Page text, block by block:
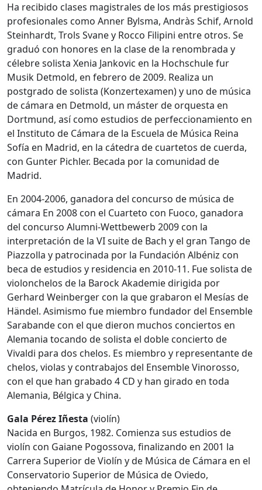
Ha recibido clases magistrales de los más prestigiosos
profesionales como Anner Bylsma, Andràs Schif, Arnold
Steinhardt, Trols Svane y Rocco Filipini entre otros. Se
graduó con honores en la clase de la renombrada y
célebre solista Xenia Jankovic en la Hochschule fur
Musik Detmold, en febrero de 2009. Realiza un
postgrado de solista (Konzertexamen) y uno de música
de cámara en Detmold, un máster de orquesta en
Dortmund, así como estudios de perfeccionamiento en
el Instituto de Cámara de la Escuela de Música Reina
Sofía en Madrid, en la cátedra de cuartetos de cuerda,
con Gunter Pichler. Becada por la comunidad de
Madrid.
En 2004-2006, ganadora del concurso de música de
cámara En 2008 con el Cuarteto con Fuoco, ganadora
del concurso Alumni-Wettbewerb 2009 con la
interpretación de la VI suite de Bach y el gran Tango de
Piazzolla y patrocinada por la Fundación Albéniz con
beca de estudios y residencia en 2010-11. Fue solista de
violonchelos de la Barock Akademie dirigida por
Gerhard Weinberger con la que grabaron el Mesías de
Händel. Asimismo fue miembro fundador del Ensemble
Sarabande con el que dieron muchos conciertos en
Alemania tocando de solista el doble concierto de
Vivaldi para dos chelos. Es miembro y representante de
chelos, violas y contrabajos del Ensemble Vinorosso,
con el que han grabado 4 CD y han girado en toda
Alemania, Bélgica y China.
Gala Pérez Iñesta (violín)
Nacida en Burgos, 1982. Comienza sus estudios de
violín con Gaiane Pogossova, finalizando en 2001 la
Carrera Superior de Violín y de Música de Cámara en el
Conservatorio Superior de Música de Oviedo,